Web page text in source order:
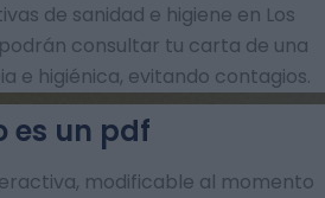
de sanidad e higiene en Los
consultar tu carta de una
e higiénica, evitando contagios.
modificable al momento
es un pdf